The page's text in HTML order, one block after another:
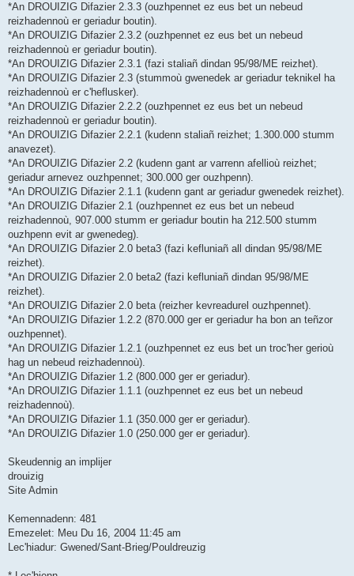
*An DROUIZIG Difazier 2.3.3 (ouzhpennet ez eus bet un nebeud
reizhadennoù er geriadur boutin).
*An DROUIZIG Difazier 2.3.2 (ouzhpennet ez eus bet un nebeud
reizhadennoù er geriadur boutin).
*An DROUIZIG Difazier 2.3.1 (fazi staliañ dindan 95/98/ME reizhet).
*An DROUIZIG Difazier 2.3 (stummoù gwenedek ar geriadur teknikel ha
reizhadennoù er c'heflusker).
*An DROUIZIG Difazier 2.2.2 (ouzhpennet ez eus bet un nebeud
reizhadennoù er geriadur boutin).
*An DROUIZIG Difazier 2.2.1 (kudenn staliañ reizhet; 1.300.000 stumm
anavezet).
*An DROUIZIG Difazier 2.2 (kudenn gant ar varrenn afellioù reizhet;
geriadur arnevez ouzhpennet; 300.000 ger ouzhpenn).
*An DROUIZIG Difazier 2.1.1 (kudenn gant ar geriadur gwenedek reizhet).
*An DROUIZIG Difazier 2.1 (ouzhpennet ez eus bet un nebeud
reizhadennoù, 907.000 stumm er geriadur boutin ha 212.500 stumm
ouzhpenn evit ar gwenedeg).
*An DROUIZIG Difazier 2.0 beta3 (fazi kefluniañ all dindan 95/98/ME
reizhet).
*An DROUIZIG Difazier 2.0 beta2 (fazi kefluniañ dindan 95/98/ME
reizhet).
*An DROUIZIG Difazier 2.0 beta (reizher kevreadurel ouzhpennet).
*An DROUIZIG Difazier 1.2.2 (870.000 ger er geriadur ha bon an teñzor
ouzhpennet).
*An DROUIZIG Difazier 1.2.1 (ouzhpennet ez eus bet un troc'her gerioù
hag un nebeud reizhadennoù).
*An DROUIZIG Difazier 1.2 (800.000 ger er geriadur).
*An DROUIZIG Difazier 1.1.1 (ouzhpennet ez eus bet un nebeud
reizhadennoù).
*An DROUIZIG Difazier 1.1 (350.000 ger er geriadur).
*An DROUIZIG Difazier 1.0 (250.000 ger er geriadur).
Skeudennig an implijer
drouizig
Site Admin
Kemennadenn: 481
Emezelet: Meu Du 16, 2004 11:45 am
Lec'hiadur: Gwened/Sant-Brieg/Pouldreuzig